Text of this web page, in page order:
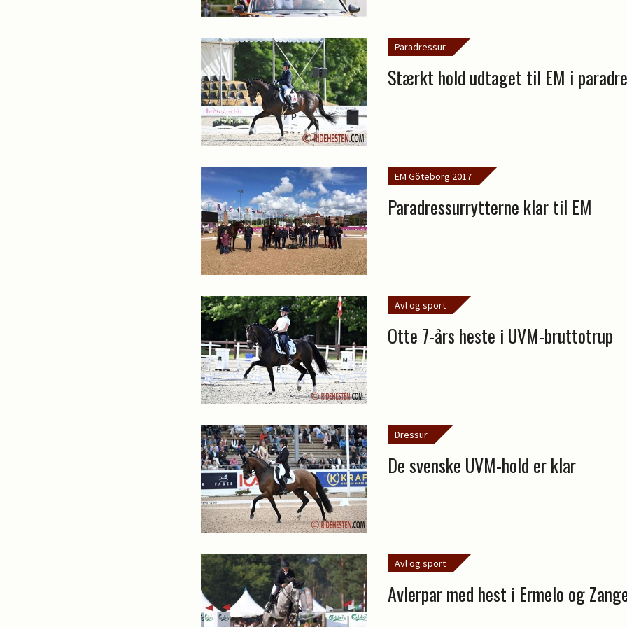
Paradressur
Stærkt hold udtaget til EM i
EM Göteborg 2017
Paradressurrytterne klar til EM
Avl og sport
Otte 7-års heste i UVM-bruttotrup
Dressur
De svenske UVM-hold er klar
Avl og sport
Avlerpar med hest i Ermelo og